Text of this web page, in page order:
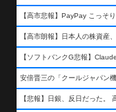
【高市悲報】PayPay こっそ
【高市朗報】日本人の株資産
【悲報】日銀、反日だった。